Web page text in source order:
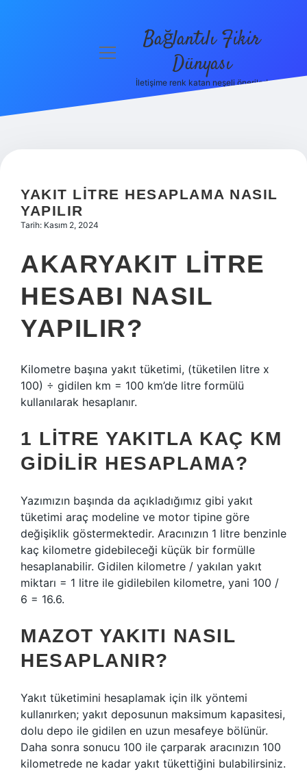
Hakkımızda
menüyü
Bağlantılı Fikir
Dünyası
İletişime renk katan neşeli öneriler!
YAKIT LITRE HESAPLAMA NASIL
YAPILIR
Tarih: Kasım 2, 2024
AKARYAKIT LITRE
HESABI NASIL
YAPILIR?
Kilometre başına yakıt tüketimi, (tüketilen litre x
100) ÷ gidilen km = 100 km’de litre formülü
kullanılarak hesaplanır.
1 LITRE YAKITLA KAÇ KM
GIDILIR HESAPLAMA?
Yazımızın başında da açıkladığımız gibi yakıt
tüketimi araç modeline ve motor tipine göre
değişiklik göstermektedir. Aracınızın 1 litre benzinle
kaç kilometre gidebileceği küçük bir formülle
hesaplanabilir. Gidilen kilometre / yakılan yakıt
miktarı = 1 litre ile gidilebilen kilometre, yani 100 /
6 = 16.6.
MAZOT YAKITI NASIL
HESAPLANIR?
Yakıt tüketimini hesaplamak için ilk yöntemi
kullanırken; yakıt deposunun maksimum kapasitesi,
dolu depo ile gidilen en uzun mesafeye bölünür.
Daha sonra sonucu 100 ile çarparak aracınızın 100
kilometrede ne kadar yakıt tükettiğini bulabilirsiniz.